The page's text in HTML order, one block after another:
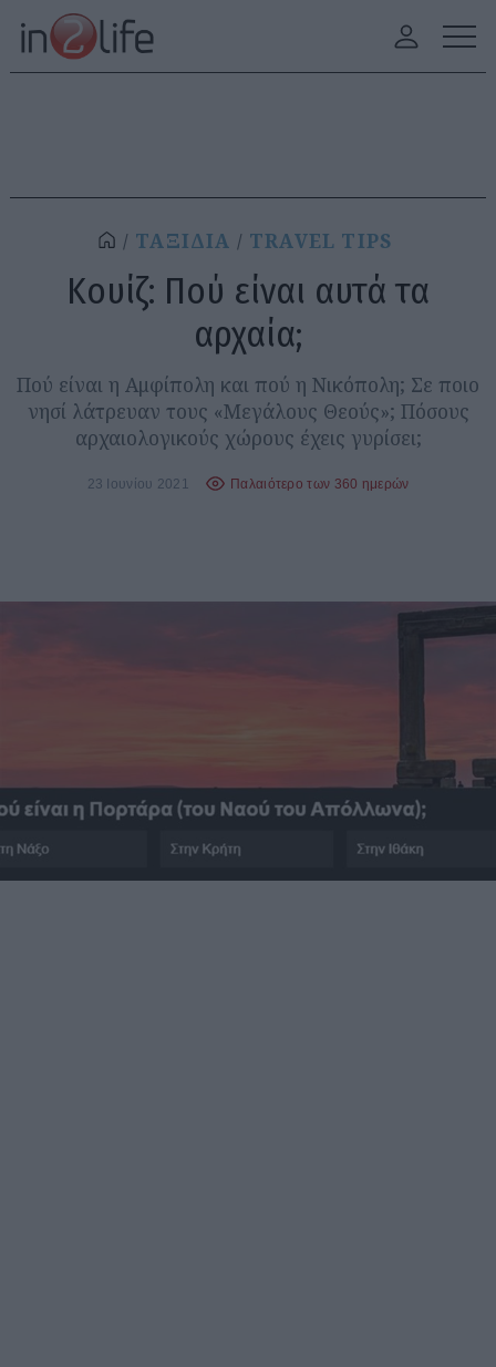
ΤΑΞΙΔΙΑ TRAVEL TIPS
Κουίζ: Πού είναι αυτά τα
αρχαία;
Πού είναι η Αμφίπολη και πού η Νικόπολη; Σε ποιο
νησί λάτρευαν τους «Μεγάλους Θεούς»; Πόσους
αρχαιολογικούς χώρους έχεις γυρίσει;
23 Ιουνίου 2021 Παλαιότερο των 360 ημερών